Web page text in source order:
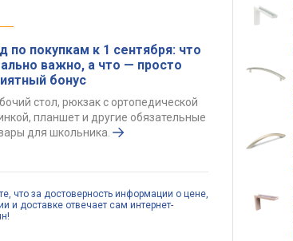
по покупкам к 1 сентября: что
важно, а что — просто
бонус
стол, рюкзак с ортопедической
планшет и другие обязательные
для школьника.
что за достоверность информации о цене,
и доставке отвечает сам интернет-